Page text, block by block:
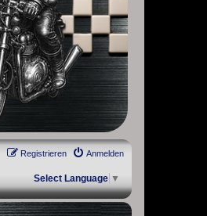
Anmelden
Registrieren
Select Language ▼